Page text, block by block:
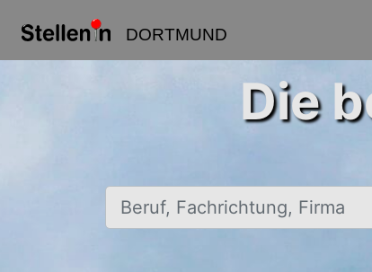
DORTMUND
Die
Beruf, Fachrichtung, Firma